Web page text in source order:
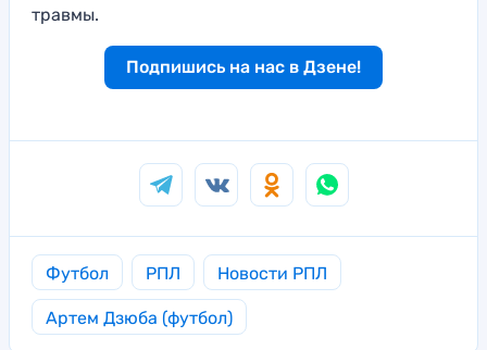
травмы.
Подпишись на нас в Дзене!
Футбол РПЛ Новости РПЛ
Артем Дзюба (футбол)